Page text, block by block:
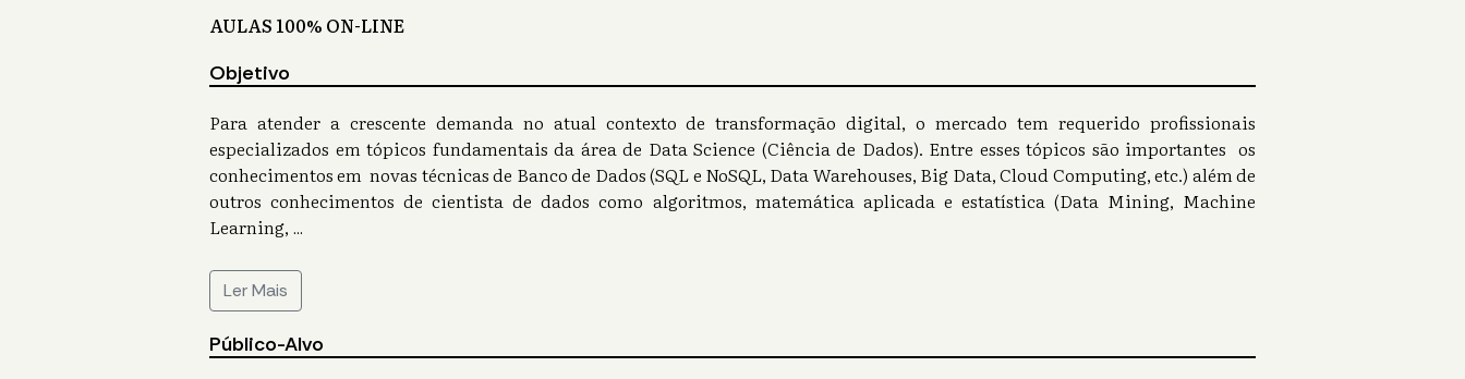
AULAS 100% ON-LINE
Objetivo
Para atender a crescente demanda no atual contexto de transformação digital, o mercado tem requerido profissionais
especializados em tópicos fundamentais da área de Data Science (Ciência de Dados). Entre esses tópicos são importantes os
conhecimentos em novas técnicas de Banco de Dados (SQL e NoSQL, Data Warehouses, Big Data, Cloud Computing, etc.) além de
outros conhecimentos de cientista de dados como algoritmos, matemática aplicada e estatística (Data Mining, Machine
Learning, ...
Ler Mais
Público-Alvo